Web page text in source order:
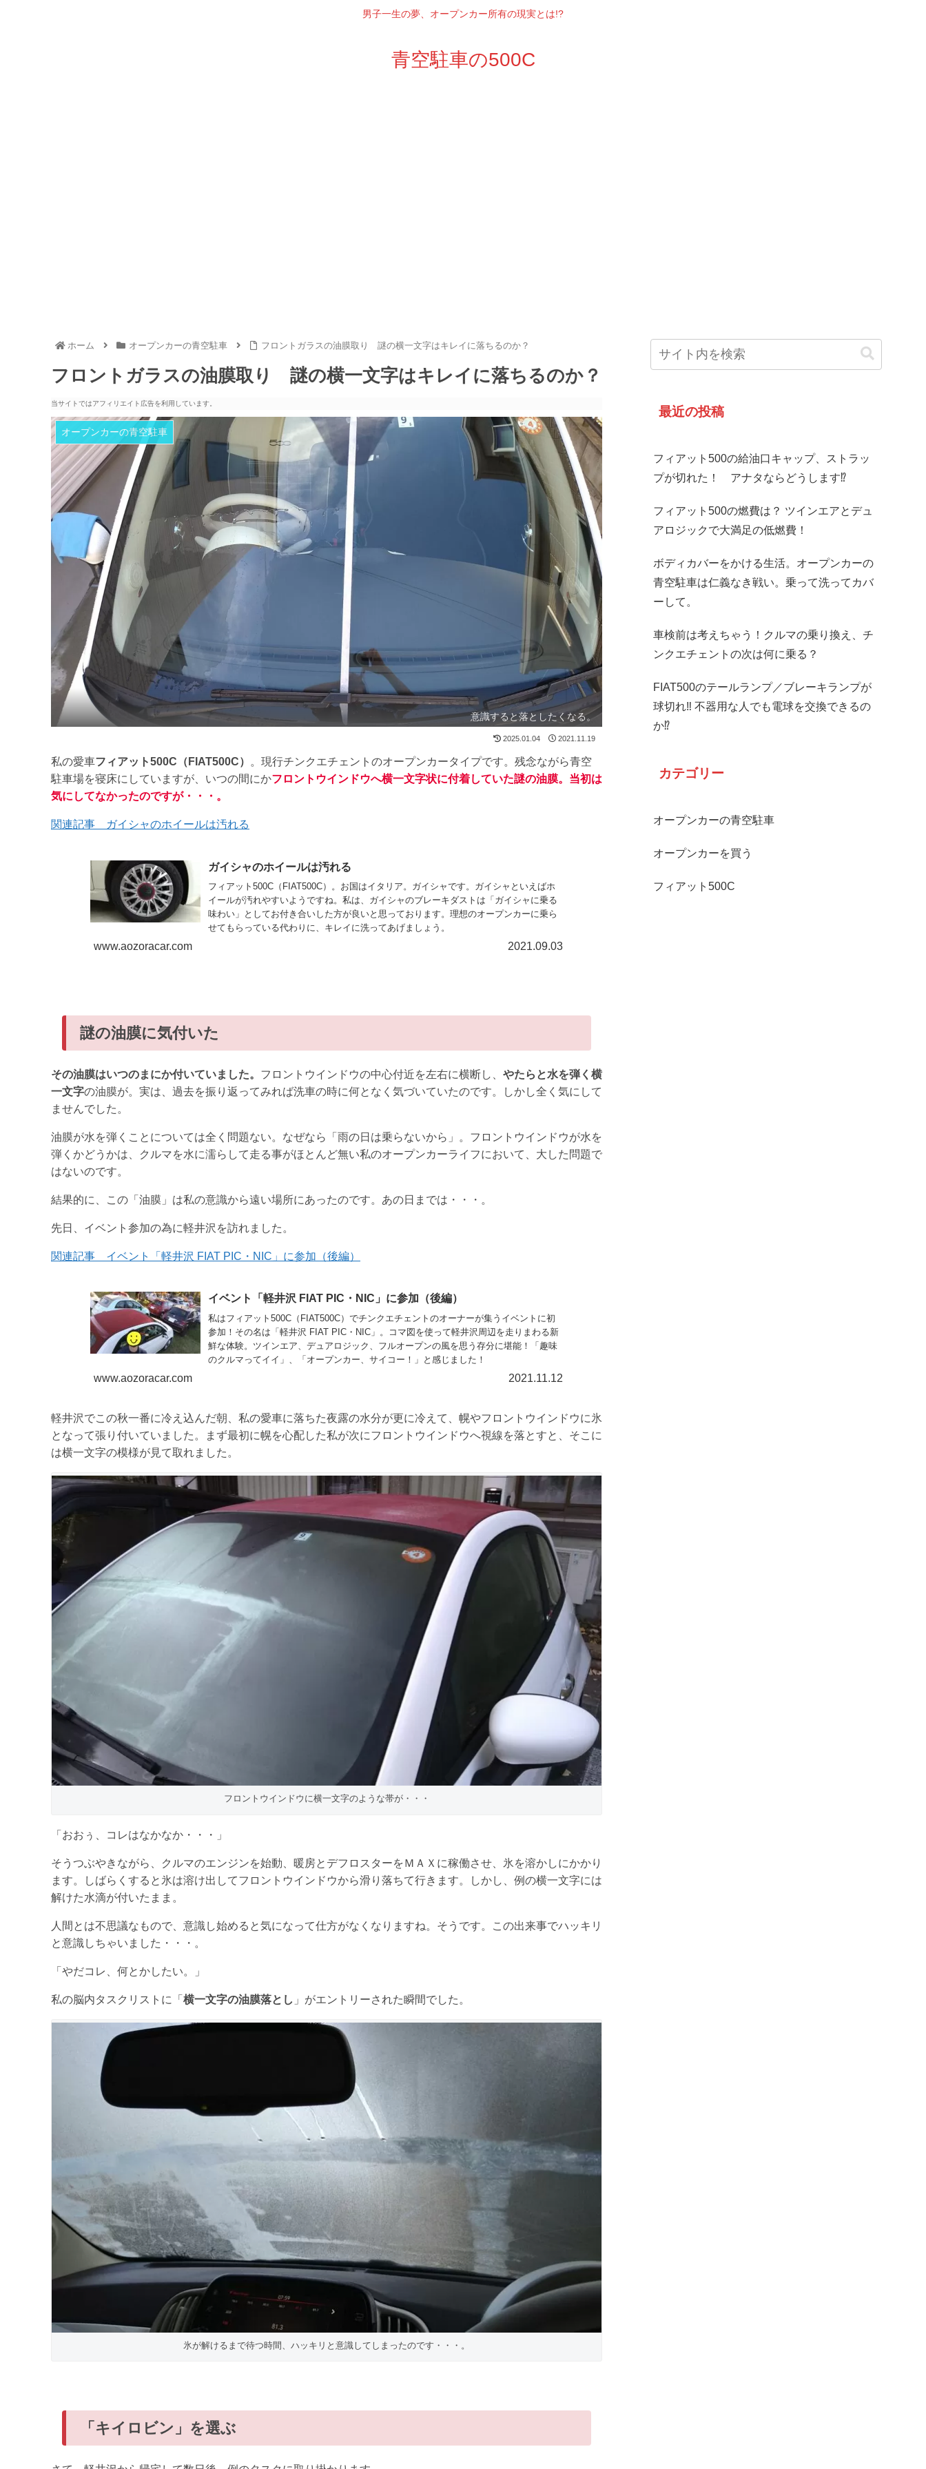
男子一生の夢、オープンカー所有の現実とは!?
青空駐車の500C
ホーム オープンカーの青空駐車 フロントガラスの油膜取り 謎の横一文字はキレイに落ちるのか？
フロントガラスの油膜取り 謎の横一文字はキレイに落ちるのか？
当サイトではアフィリエイト広告を利用しています。
オープンカーの青空駐車
意識すると落としたくなる。
2025.01.04 2021.11.19
私の愛車フィアット500C（FIAT500C）
。現行チンクエチェントのオープンカータイプです。残念ながら青空
駐車場を寝床にしていますが、いつの間にかフロントウインドウへ横一文字状に付着していた謎の油膜。当初は
気にしてなかったのですが・・・。
関連記事 ガイシャのホイールは汚れる
ガイシャのホイールは汚れる
フィアット500C（FIAT500C）。お国はイタリア。ガイシャです。ガイシャといえばホ
イールが汚れやすいようですね。私は、ガイシャのブレーキダストは「ガイシャに乗る
味わい」としてお付き合いした方が良いと思っております。理想のオープンカーに乗ら
せてもらっている代わりに、キレイに洗ってあげましょう。
www.aozoracar.com 2021.09.03
謎の油膜に気付いた
その油膜はいつのまにか付いていました。 フロントウインドウの中心付近を左右に横断し、 やたらと水を弾く横
一文字の油膜が。実は、過去を振り返ってみれば洗車の時に何となく気づいていたのです。しかし全く気にして
ませんでした。
油膜が水を弾くことについては全く問題ない。なぜなら「雨の日は乗らないから」。フロントウインドウが水を
弾くかどうかは、クルマを水に濡らして走る事がほとんど無い私のオープンカーライフにおいて、大した問題で
はないのです。
結果的に、この「油膜」は私の意識から遠い場所にあったのです。あの日までは・・・。
先日、イベント参加の為に軽井沢を訪れました。
関連記事 イベント「軽井沢 FIAT PIC・NIC」に参加（後編）
イベント「軽井沢 FIAT PIC・NIC」に参加（後編）
私はフィアット500C（FIAT500C）でチンクエチェントのオーナーが集うイベントに初
参加！その名は「軽井沢 FIAT PIC・NIC」。コマ図を使って軽井沢周辺を走りまわる新
鮮な体験。ツインエア、デュアロジック、フルオープンの風を思う存分に堪能！「趣味
のクルマってイイ」、「オープンカー、サイコー！」と感じました！
www.aozoracar.com 2021.11.12
軽井沢でこの秋一番に冷え込んだ朝、私の愛車に落ちた夜露の水分が更に冷えて、幌やフロントウインドウに氷
となって張り付いていました。まず最初に幌を心配した私が次にフロントウインドウへ視線を落とすと、そこに
は横一文字の模様が見て取れました。
フロントウインドウに横一文字のような帯が・・・
「おおぅ、コレはなかなか・・・」
そうつぶやきながら、クルマのエンジンを始動、暖房とデフロスターをＭＡＸに稼働させ、氷を溶かしにかかり
ます。しばらくすると氷は溶け出してフロントウインドウから滑り落ちて行きます。しかし、例の横一文字には
解けた水滴が付いたまま。
人間とは不思議なもので、意識し始めると気になって仕方がなくなりますね。そうです。この出来事でハッキリ
と意識しちゃいました・・・。
「やだコレ、何とかしたい。」
私の脳内タスクリストに「 横一文字の油膜落とし 」がエントリーされた瞬間でした。
氷が解けるまで待つ時間、ハッキリと意識してしまったのです・・・。
「キイロビン」を選ぶ
最近の投稿
フィアット500の給油口キャップ、ストラッ
プが切れた！ アナタならどうします⁉
フィアット500の燃費は？ ツインエアとデュ
アロジックで大満足の低燃費！
ボディカバーをかける生活。オープンカーの
青空駐車は仁義なき戦い。乗って洗ってカバ
ーして。
車検前は考えちゃう！クルマの乗り換え、チ
ンクエチェントの次は何に乗る？
FIAT500のテールランプ／ブレーキランプが
球切れ‼ 不器用な人でも電球を交換できるの
か⁉
カテゴリー
オープンカーの青空駐車
オープンカーを買う
フィアット500C